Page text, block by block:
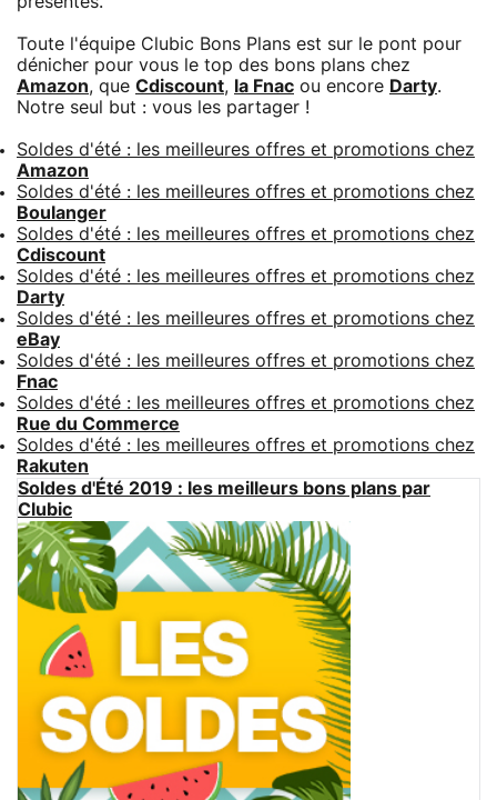
Toute l'équipe Clubic Bons Plans est sur le pont pour
dénicher pour vous le top des bons plans chez
Amazon, que Cdiscount, la Fnac ou encore Darty.
Notre seul but : vous les partager !
Soldes d'été : les meilleures offres et promotions chez
Amazon
Soldes d'été : les meilleures offres et promotions chez
Boulanger
Soldes d'été : les meilleures offres et promotions chez
Cdiscount
Soldes d'été : les meilleures offres et promotions chez
Darty
Soldes d'été : les meilleures offres et promotions chez
eBay
Soldes d'été : les meilleures offres et promotions chez
Fnac
Soldes d'été : les meilleures offres et promotions chez
Rue du Commerce
Soldes d'été : les meilleures offres et promotions chez
Rakuten
Soldes d'Été 2019 : les meilleurs bons plans par
Clubic